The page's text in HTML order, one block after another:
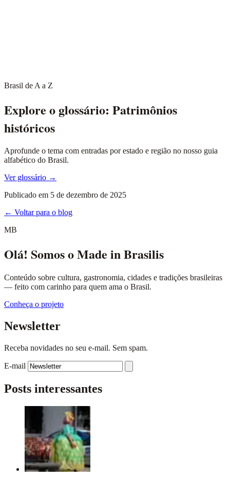
Brasil de A a Z
Explore o glossário: Patrimônios
históricos
Aprofunde o tema com entradas por estado e região no nosso guia
alfabético do Brasil.
Ver glossário →
Publicado em 5 de dezembro de 2025
← Voltar para o blog
MB
Olá! Somos o Made in Brasilis
Conteúdo sobre cultura, gastronomia, cidades e tradições brasileiras
— feito com carinho para quem ama o Brasil.
Conheça o projeto
Newsletter
Receba novidades no seu e-mail. Sem spam.
E-mail
Posts interessantes